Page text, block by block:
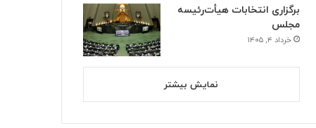
برگزاری انتخابات هیأت‌رئیسه
مجلس
خرداد ۴, ۱۴۰۵
نمایش بیشتر